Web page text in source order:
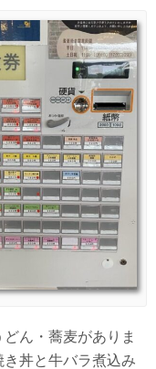
ん・蕎麦がありま
丼と牛バラ煮込み